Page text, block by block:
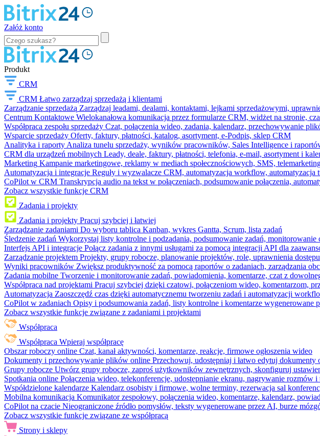
Załóż konto
Produkt
CRM
CRM Łatwo zarządzaj sprzedażą i klientami
Zarządzanie sprzedażą Zarządzaj leadami, dealami, kontaktami, lejkami sprzedażowymi,
Centrum Kontaktowe Wielokanałowa komunikacja przez formularze CRM, widżet na stronie,
Współpraca zespołu sprzedaży Czat, połączenia wideo, zadania, kalendarz, przechowywanie
Wsparcie sprzedaży Oferty, faktury, płatności, katalog, asortyment, e-Podpis, sklep CRM
Analityka i raporty Analiza tunelu sprzedaży, wyników pracowników, Sales Intelligence i
CRM dla urządzeń mobilnych Leady, deale, faktury, płatności, telefonia, e-mail, asortyment i
Marketing Kampanie marketingowe, reklamy w mediach społecznościowych, SMS,
Automatyzacja i integracje Reguły i wyzwalacze CRM, automatyzacja workflow, automatyzacja
CoPilot w CRM Transkrypcja audio na tekst w połączeniach, podsumowanie połączenia,
Zobacz wszystkie funkcje CRM
Zadania i projekty
Zadania i projekty Pracuj szybciej i łatwiej
Zarządzanie zadaniami Do wyboru tablica Kanban, wykres Gantta, Scrum, lista zadań
Śledzenie zadań Wykorzystaj listy kontrolne i podzadania, podsumowanie zadań, monitorowanie
Interfejs API i integracje Połącz zadania z innymi usługami za pomocą integracji API dla
Zarządzanie projektem Projekty, grupy robocze, planowanie projektów, role, uprawnienia dostępu
Wyniki pracowników Zwiększ produktywność za pomocą raportów o zadaniach, zarządzania
Zadania mobilne Tworzenie i monitorowanie zadań, powiadomienia, komentarze, czat z
Współpraca nad projektami Pracuj szybciej dzięki czatowi, połączeniom wideo, komentarzom,
Automatyzacja Zaoszczędź czas dzięki automatycznemu tworzeniu zadań i automatyzacji
CoPilot w zadaniach Opisy i podsumowania zadań, listy kontrolne i komentarze wygenerowane
Zobacz wszystkie funkcje związane z zadaniami i projektami
Współpraca
Współpraca Wpieraj współpracę
Obszar roboczy online Czat, kanał aktywności, komentarze, reakcje, firmowe ogłoszenia wideo
Dokumenty i przechowywanie plików online Przechowuj, udostępniaj i łatwo edytuj
Grupy robocze Utwórz grupy robocze, zaproś użytkowników zewnętrznych, skonfiguruj
Spotkania online Połączenia wideo, telekonferencje, udostępnianie ekranu, nagrywanie rozmów i
Współdzielone kalendarze Kalendarz osobisty i firmowe, wolne terminy, rezerwacja sal
Mobilna komunikacja Komunikator zespołowy, połączenia wideo, komentarze, kalendarz,
CoPilot na czacie Nieograniczone źródło pomysłów, teksty wygenerowane przez AI, burze
Zobacz wszystkie funkcje związane ze współpracą
Strony i sklepy